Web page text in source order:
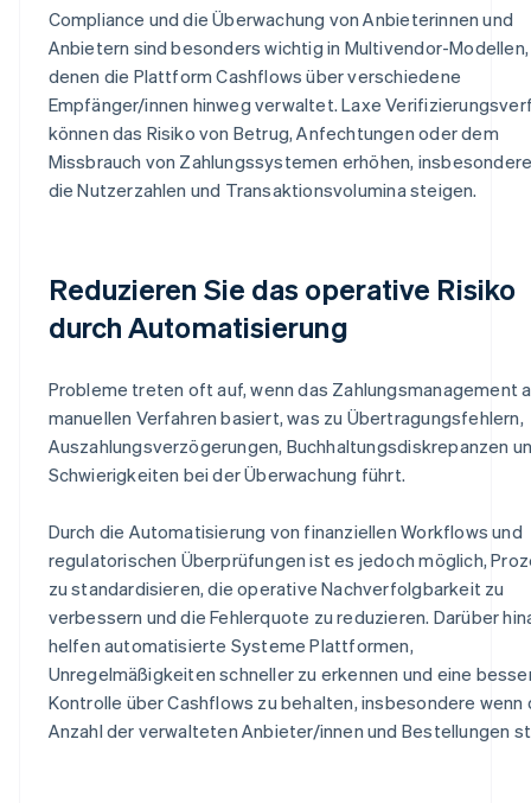
Compliance und die Überwachung von Anbieterinnen und
Anbietern sind besonders wichtig in Multivendor-Modellen,
denen die Plattform Cashflows über verschiedene
Empfänger/innen hinweg verwaltet. Laxe
können das Risiko von Betrug, Anfechtungen oder dem
Missbrauch von Zahlungssystemen erhöhen,
die Nutzerzahlen und Transaktionsvolumina steigen.
Reduzieren Sie das operative Risiko
durch Automatisierung
Probleme treten oft auf, wenn das Zahlungsmanagement
manuellen Verfahren basiert, was zu Übertragungsfehlern,
Auszahlungsverzögerungen, Buchhaltungsdiskrepanzen
Schwierigkeiten bei der Überwachung führt.
Durch die Automatisierung von finanziellen Workflows und
regulatorischen Überprüfungen ist es jedoch möglich,
zu standardisieren, die operative Nachverfolgbarkeit zu
verbessern und die Fehlerquote zu reduzieren. Darüber
helfen automatisierte Systeme Plattformen,
Unregelmäßigkeiten schneller zu erkennen und eine
Kontrolle über Cashflows zu behalten, insbesondere wenn
Anzahl der verwalteten Anbieter/innen und Bestellungen